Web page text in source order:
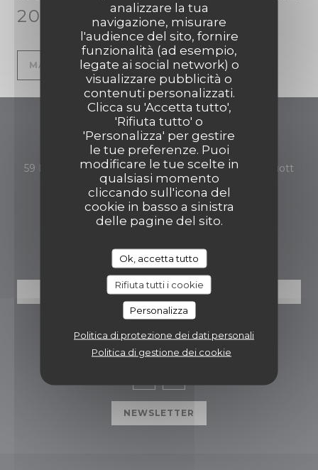
analizzare la tua
navigazione, misurare
l'audience del sito, fornire
funzionalità (ad esempio,
legate ai social network) o
visualizzare pubblicità o
contenuti personalizzati.
Clicca su 'Accetta tutto',
'Rifiuta tutto' o
'Personalizza' per gestire
le tue preferenze. Puoi
modificare le tue scelte in
qualsiasi momento
cliccando sull'icona del
cookie in basso a sinistra
delle pagine del sito.
Ok, accetta tutto
Rifiuta tutti i cookie
Personalizza
Politica di protezione dei dati personali
Politica di gestione dei cookie
2026
MAGGIORI INFORMAZIONI ((APRE UNA NUOVA
FARAGO ON THE ROOF
59 Promenade des Anglais - AC Hotel Nice by Marriott
06000 Nice((apre una nuova finestra))
04 93 97 74 27
PRENOTA
SEGUICI
Facebook ((apre una nuova
Instagram ((apre una
NEWSLETTER
FARAGO ON THE ROOF